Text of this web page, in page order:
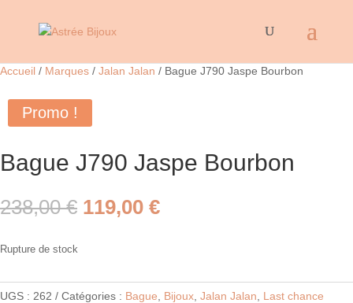
Accueil / Marques / Jalan Jalan / Bague J790 Jaspe Bourbon
Promo !
Bague J790 Jaspe Bourbon
238,00€ Le
238,00 €.
119,00 €Le
119,00 €.
Rupture de stock
UGS : 262 Catégories : Bague Bijoux Jalan Jalan Last chance